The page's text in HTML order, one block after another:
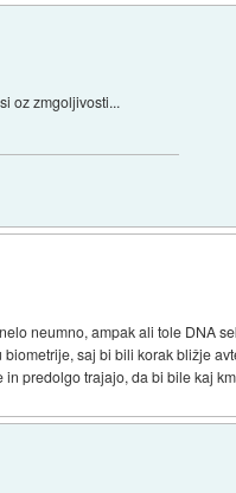
oz zmgoljivosti...
neumno, ampak ali tole DNA
saj bi bili korak bližje
predolgo trajajo, da bi bile kaj